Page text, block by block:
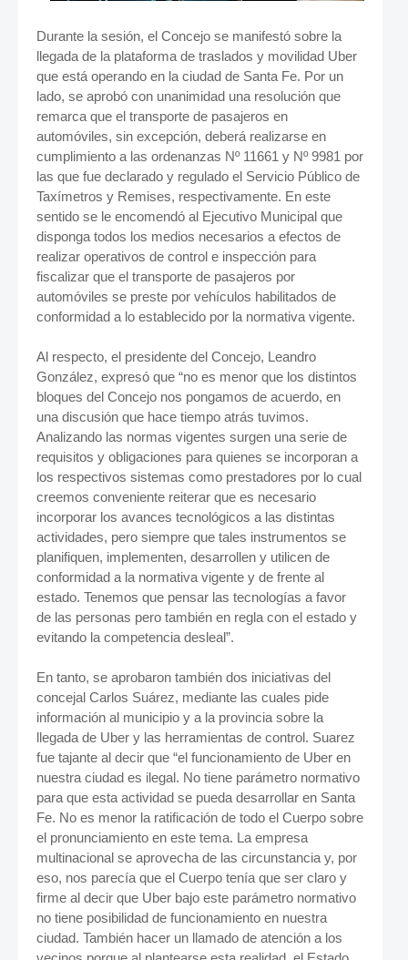
Durante la sesión, el Concejo se manifestó sobre la
llegada de la plataforma de traslados y movilidad Uber
que está operando en la ciudad de Santa Fe. Por un
lado, se aprobó con unanimidad una resolución que
remarca que el transporte de pasajeros en
automóviles, sin excepción, deberá realizarse en
cumplimiento a las ordenanzas Nº 11661 y Nº 9981 por
las que fue declarado y regulado el Servicio Público de
Taxímetros y Remises, respectivamente. En este
sentido se le encomendó al Ejecutivo Municipal que
disponga todos los medios necesarios a efectos de
realizar operativos de control e inspección para
fiscalizar que el transporte de pasajeros por
automóviles se preste por vehículos habilitados de
conformidad a lo establecido por la normativa vigente.
Al respecto, el presidente del Concejo, Leandro
González, expresó que “no es menor que los distintos
bloques del Concejo nos pongamos de acuerdo, en
una discusión que hace tiempo atrás tuvimos.
Analizando las normas vigentes surgen una serie de
requisitos y obligaciones para quienes se incorporan a
los respectivos sistemas como prestadores por lo cual
creemos conveniente reiterar que es necesario
incorporar los avances tecnológicos a las distintas
actividades, pero siempre que tales instrumentos se
planifiquen, implementen, desarrollen y utilicen de
conformidad a la normativa vigente y de frente al
estado. Tenemos que pensar las tecnologías a favor
de las personas pero también en regla con el estado y
evitando la competencia desleal”.
En tanto, se aprobaron también dos iniciativas del
concejal Carlos Suárez, mediante las cuales pide
información al municipio y a la provincia sobre la
llegada de Uber y las herramientas de control. Suarez
fue tajante al decir que “el funcionamiento de Uber en
nuestra ciudad es ilegal. No tiene parámetro normativo
para que esta actividad se pueda desarrollar en Santa
Fe. No es menor la ratificación de todo el Cuerpo sobre
el pronunciamiento en este tema. La empresa
multinacional se aprovecha de las circunstancia y, por
eso, nos parecía que el Cuerpo tenía que ser claro y
firme al decir que Uber bajo este parámetro normativo
no tiene posibilidad de funcionamiento en nuestra
ciudad. También hacer un llamado de atención a los